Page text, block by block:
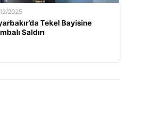
2025
Tekel Bayisine
Saldırı